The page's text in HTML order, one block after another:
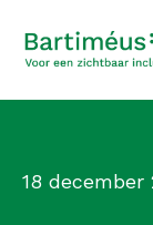
18 december